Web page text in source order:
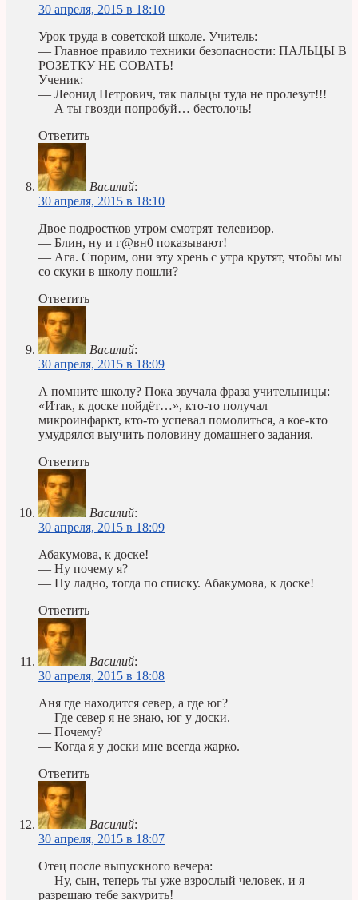
30 апреля, 2015 в 18:10
Урок труда в советской школе. Учитель:
— Главное правило техники безопасности: ПАЛЬЦЫ В
РОЗЕТКУ НЕ СОВАТЬ!
Ученик:
— Леонид Петрович, так пальцы туда не пролезут!!!
— А ты гвозди попробуй… бестолочь!
Ответить
Василий:
30 апреля, 2015 в 18:10
Двое подростков утром смотрят телевизор.
— Блин, ну и г@вн0 показывают!
— Ага. Спорим, они эту xpень с утра крутят, чтобы мы
со скуки в школу пошли?
Ответить
Василий:
30 апреля, 2015 в 18:09
А помните школу? Пока звучала фраза учительницы:
«Итак, к доске пойдёт…», кто-то получал
микроинфаркт, кто-то успевал помолиться, а кое-кто
умудрялся выучить половину домашнего задания.
Ответить
Василий:
30 апреля, 2015 в 18:09
Абакумова, к доске!
— Ну почему я?
— Ну ладно, тогда по списку. Абакумова, к доске!
Ответить
Василий:
30 апреля, 2015 в 18:08
Аня где находится север, а где юг?
— Где север я не знаю, юг у доски.
— Почему?
— Когда я у доски мне всегда жарко.
Ответить
Василий:
30 апреля, 2015 в 18:07
Отец после выпускного вечера:
— Ну, сын, теперь ты уже взрослый человек, и я
разрешаю тебе закурить!